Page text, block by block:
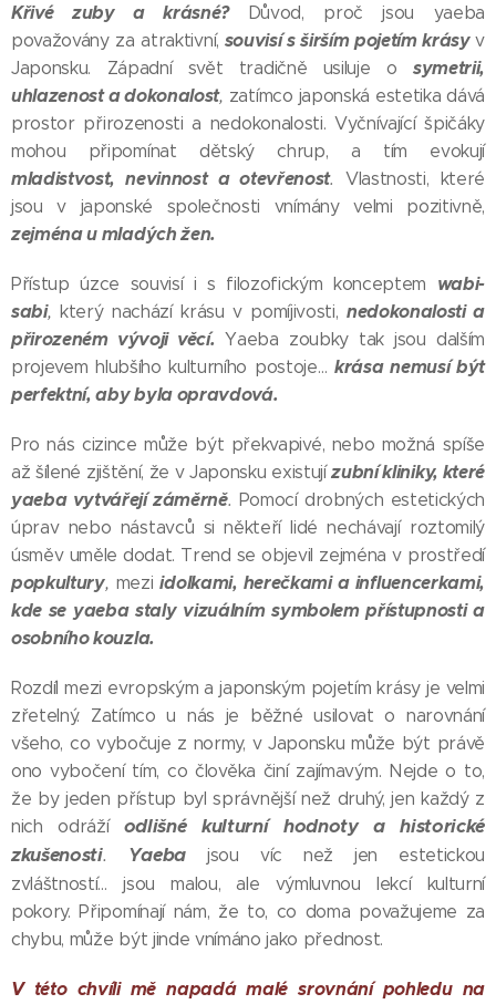
Křivé zuby a krásné?
Důvod, proč jsou yaeba
považovány za atraktivní, souvisí s širším pojetím krásyv
Japonsku. Západní svět tradičně usiluje o symetrii,
uhlazenost a dokonalost, zatímco japonská estetika dává
prostor přirozenosti a nedokonalosti. Vyčnívající špičáky
mohou připomínat dětský chrup, a tím evokují
mladistvost, nevinnost a otevřenost. Vlastnosti, které
jsou v japonské společnosti vnímány velmi pozitivně,
zejména u mladých žen.
Přístup úzce souvisí i s filozofickým konceptem wabi-
sabi, který nachází krásu v pomíjivosti, nedokonalosti a
přirozeném vývoji věcí. Yaeba zoubky tak jsou dalším
projevem hlubšího kulturního postoje…krása nemusí být
perfektní, aby byla opravdová.
Pro nás cizince může být překvapivé, nebo možná spíše
až šílené zjištění, že v Japonsku existujízubní kliniky, které
yaeba vytvářejí záměrně. Pomocí drobných estetických
úprav nebo nástavců si někteří lidé nechávají roztomilý
úsměv uměle dodat. Trend se objevil zejména v prostředí
popkultury, meziidolkami, herečkami a influencerkami,
kde se yaeba staly vizuálním symbolem přístupnosti a
osobního kouzla.
Rozdíl mezi evropským a japonským pojetím krásy je velmi
zřetelný. Zatímco u nás je běžné usilovat o narovnání
všeho, co vybočuje z normy, v Japonsku může být právě
ono vybočení tím, co člověka činí zajímavým. Nejde o to,
že by jeden přístup byl správnější než druhý, jen každý z
nich odráží odlišné kulturní hodnoty a historické
zkušenosti. Yaebajsou víc než jen estetickou
zvláštností… jsou malou, ale výmluvnou lekcí kulturní
pokory. Připomínají nám, že to, co doma považujeme za
chybu, může být jinde vnímáno jako přednost.
V této chvíli mě napadá malé srovnání pohledu na